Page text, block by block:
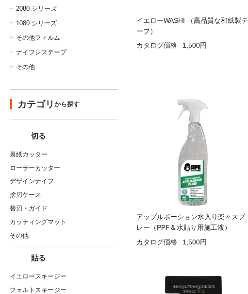
イエローWASHI （高品質な和紙製テ
ープ）
カタログ価格
1,500円
アップルポーション水入り楽々スプ
レー（PPF＆水貼り用施工液）
カタログ価格
1,500円
2080 シリーズ
1080 シリーズ
その他フィルム
ナイフレステープ
その他
カテゴリ から探す
切る
裏紙カッター
ローラーカッター
デザインナイフ
捨刃ケース
替刃・ガイド
カッティングマット
その他
貼る
イエロースキージー
フェルトスキージー